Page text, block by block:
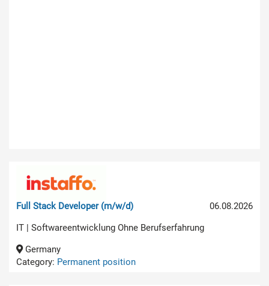
06.08.2026
Full Stack Developer (m/w/d)
IT | Softwareentwicklung Ohne Berufserfahrung
Germany
Category: Permanent position